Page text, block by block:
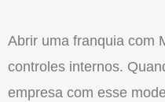
Abrir uma franquia com
controles internos.
empresa com esse